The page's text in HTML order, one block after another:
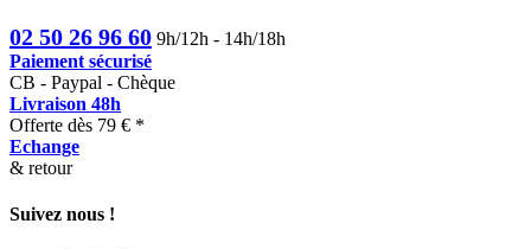
02 50 26 96 60 9h/12h - 14h/18h
Paiement sécurisé
CB - Paypal - Chèque
Livraison 48h
Offerte dès 79 € *
Echange
& retour
Suivez nous !